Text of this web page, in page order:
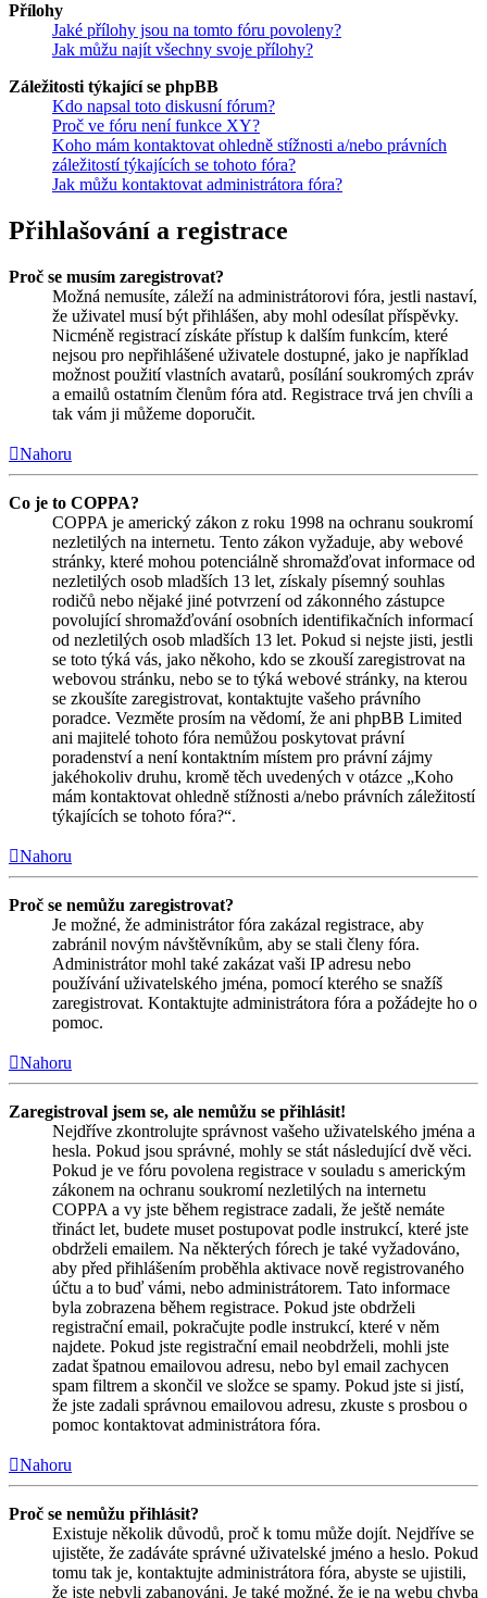
Přílohy
Jaké přílohy jsou na tomto fóru povoleny?
Jak můžu najít všechny svoje přílohy?
Záležitosti týkající se phpBB
Kdo napsal toto diskusní fórum?
Proč ve fóru není funkce XY?
Koho mám kontaktovat ohledně stížnosti a/nebo právních
záležitostí týkajících se tohoto fóra?
Jak můžu kontaktovat administrátora fóra?
Přihlašování a registrace
Proč se musím zaregistrovat?
Možná nemusíte, záleží na administrátorovi fóra, jestli nastaví,
že uživatel musí být přihlášen, aby mohl odesílat příspěvky.
Nicméně registrací získáte přístup k dalším funkcím, které
nejsou pro nepřihlášené uživatele dostupné, jako je například
možnost použití vlastních avatarů, posílání soukromých zpráv
a emailů ostatním členům fóra atd. Registrace trvá jen chvíli a
tak vám ji můžeme doporučit.
Nahoru
Co je to COPPA?
COPPA je americký zákon z roku 1998 na ochranu soukromí
nezletilých na internetu. Tento zákon vyžaduje, aby webové
stránky, které mohou potenciálně shromažďovat informace od
nezletilých osob mladších 13 let, získaly písemný souhlas
rodičů nebo nějaké jiné potvrzení od zákonného zástupce
povolující shromažďování osobních identifikačních informací
od nezletilých osob mladších 13 let. Pokud si nejste jisti, jestli
se toto týká vás, jako někoho, kdo se zkouší zaregistrovat na
webovou stránku, nebo se to týká webové stránky, na kterou
se zkoušíte zaregistrovat, kontaktujte vašeho právního
poradce. Vezměte prosím na vědomí, že ani phpBB Limited
ani majitelé tohoto fóra nemůžou poskytovat právní
poradenství a není kontaktním místem pro právní zájmy
jakéhokoliv druhu, kromě těch uvedených v otázce „Koho
mám kontaktovat ohledně stížnosti a/nebo právních záležitostí
týkajících se tohoto fóra?“.
Nahoru
Proč se nemůžu zaregistrovat?
Je možné, že administrátor fóra zakázal registrace, aby
zabránil novým návštěvníkům, aby se stali členy fóra.
Administrátor mohl také zakázat vaši IP adresu nebo
používání uživatelského jména, pomocí kterého se snažíš
zaregistrovat. Kontaktujte administrátora fóra a požádejte ho o
pomoc.
Nahoru
Zaregistroval jsem se, ale nemůžu se přihlásit!
Nejdříve zkontrolujte správnost vašeho uživatelského jména a
hesla. Pokud jsou správné, mohly se stát následující dvě věci.
Pokud je ve fóru povolena registrace v souladu s americkým
zákonem na ochranu soukromí nezletilých na internetu
COPPA a vy jste během registrace zadali, že ještě nemáte
třináct let, budete muset postupovat podle instrukcí, které jste
obdrželi emailem. Na některých fórech je také vyžadováno,
aby před přihlášením proběhla aktivace nově registrovaného
účtu a to buď vámi, nebo administrátorem. Tato informace
byla zobrazena během registrace. Pokud jste obdrželi
registrační email, pokračujte podle instrukcí, které v něm
najdete. Pokud jste registrační email neobdrželi, mohli jste
zadat špatnou emailovou adresu, nebo byl email zachycen
spam filtrem a skončil ve složce se spamy. Pokud jste si jistí,
že jste zadali správnou emailovou adresu, zkuste s prosbou o
pomoc kontaktovat administrátora fóra.
Nahoru
Proč se nemůžu přihlásit?
Existuje několik důvodů, proč k tomu může dojít. Nejdříve se
ujistěte, že zadáváte správné uživatelské jméno a heslo. Pokud
tomu tak je, kontaktujte administrátora fóra, abyste se ujistili,
že jste nebyli zabanováni. Je také možné, že je na webu chyba